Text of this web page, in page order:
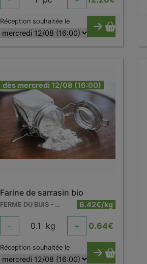
Réception souhaitée le
dès mercredi 12/08 (16:00)
Farine de sarrasin bio
FERME DU BUIS - BARRY 6.42€/kg
- 0.1 kg + 0.64€
Réception souhaitée le